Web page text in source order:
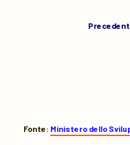
Fonte: Ministero dello